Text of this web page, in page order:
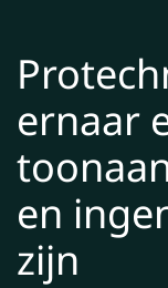
ernaar
en
zijn